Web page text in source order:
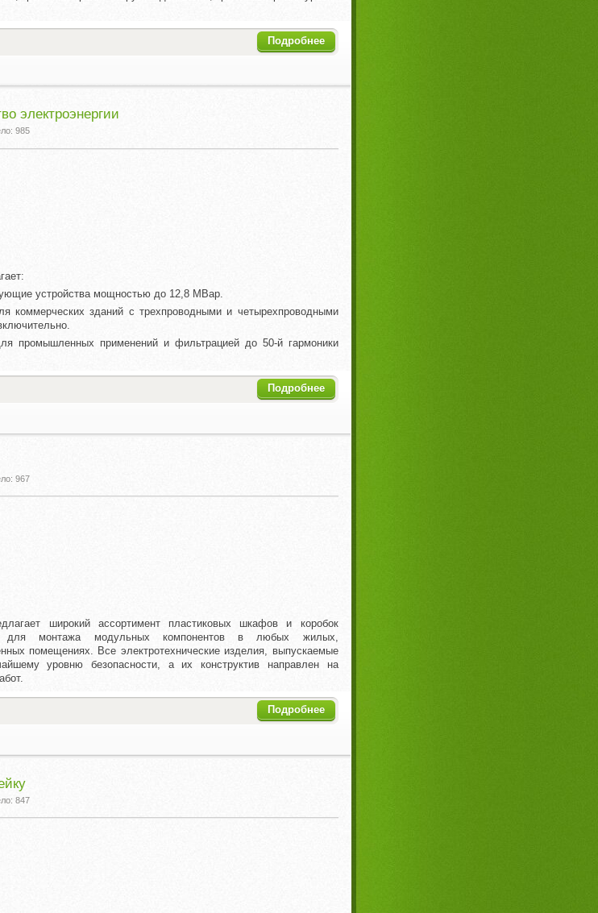
Подробнее
электроэнергии
985
устройства мощностью до 12,8 МВар.
коммерческих зданий с трехпроводными и четырехпроводными
промышленных применений и фильтрацией до 50-й гармоники
Подробнее
967
широкий ассортимент пластиковых шкафов и коробок
для монтажа модульных компонентов в любых жилых,
помещениях. Все электротехнические изделия, выпускаемые
уровню безопасности, а их конструктив направлен на
Подробнее
847